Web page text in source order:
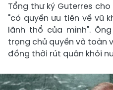
Tổng thư ký Guterres
"có quyền ưu tiên về vũ
lãnh thổ của mình".
trọng chủ quyền và toàn
đồng thời rút quân khỏi